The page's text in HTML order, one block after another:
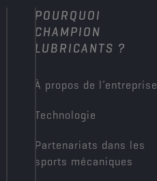
POURQUOI
CHAMPION
LUBRICANTS ?
À propos de l’entreprise
Technologie
Partenariats dans les
sports mécaniques